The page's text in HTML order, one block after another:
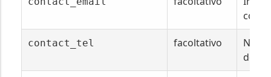
contact_tel facoltativo
del